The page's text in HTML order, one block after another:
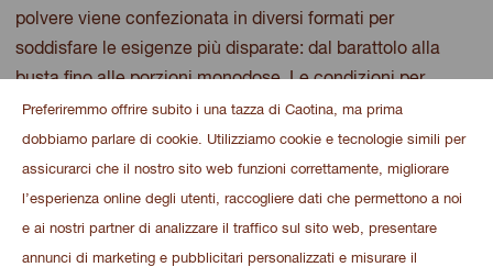
polvere viene confezionata in diversi formati per
soddisfare le esigenze più disparate: dal barattolo alla
busta fino alle porzioni monodose. Le condizioni per
concedersi una pausa golosa non mancano. La popolarità
internazionale di Caotina è attestata dalle cifre: dalla
Svizzera vengono esportati ogni anno in oltre 20 Paesi 4,2
milioni di barattoli da 500 grammi, vale a dire 2000
tonnellate di raffinata polvere di cacao con vera
cioccolata svizzera. E a quanti momenti di piacere
Preferiremmo offrire subito i una tazza di Caotina, ma prima
dobbiamo parlare di cookie. Utilizziamo cookie e tecnologie simili per
assicurarci che il nostro sito web funzioni correttamente, migliorare
l’esperienza online degli utenti, raccogliere dati che permettono a noi
e ai nostri partner di analizzare il traffico sul sito web, presentare
annunci di marketing e pubblicitari personalizzati e misurare il